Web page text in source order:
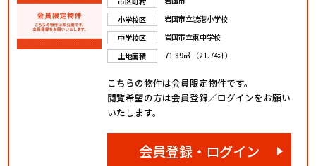
小学校区
岩国市立装港小学校
中学校区
岩国市立東中学校
土地面積
71.89㎡ （21.74坪）
こちらの物件は会員限定物件です。
閲覧希望の方は会員登録／ログインをお願い
いたします。
会員登録・ログイン